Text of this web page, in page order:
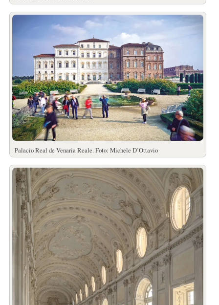
Palacio Real de Venaria Reale. Foto: Michele D’Ottavio